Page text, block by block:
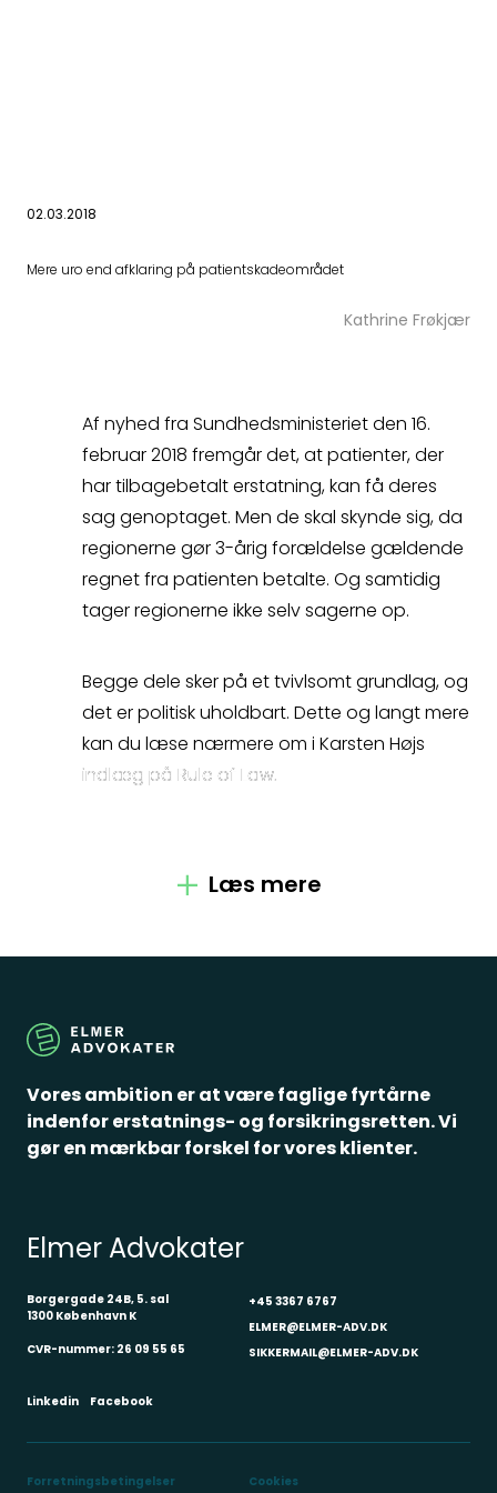
Spørgsmål
Erstatningsopgørelse
Kontakt
Medarbejdere
Crossborder
Har du spørgsmål
eller brug for hjælp?
kontaktformularen,
så kontakter vi dig
hurtigst muligt.
02.03.2018
Mere uro end afklaring på patientskadeområdet
Kathrine Frøkjær
Af nyhed fra Sundhedsministeriet den 16.
februar 2018 fremgår det, at patienter, der
har tilbagebetalt erstatning, kan få deres
sag genoptaget. Men de skal skynde sig, da
regionerne gør 3-årig forældelse gældende
regnet fra patienten betalte. Og samtidig
tager regionerne ikke selv sagerne op.
Begge dele sker på et tvivlsomt grundlag, og
det er politisk uholdbart. Dette og langt mere
kan du læse nærmere om i Karsten Højs
indlæg på Rule of Law.
Læs mere
Vores ambition er at være faglige fyrtårne
indenfor erstatnings- og forsikringsretten. Vi
gør en mærkbar forskel for vores klienter.
Elmer Advokater
Borgergade 24B, 5. sal
1300 København K
CVR-nummer: 26 09 55 65
+45 3367 6767
ELMER@ELMER-ADV.DK
SIKKERMAIL@ELMER-ADV.DK
Linkedin Facebook
Forretningsbetingelser Cookies